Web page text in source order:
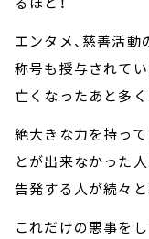
エンタメ、慈善活
称号も授与されてい
亡くなったあと多く
絶大きな力を持っ
とが出来なかった
告発する人が続々と
これだけの悪事を